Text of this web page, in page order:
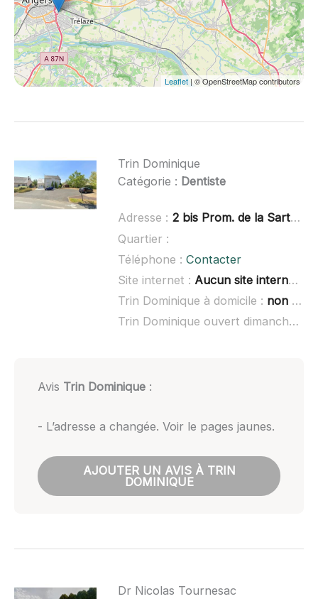
Leaflet | © OpenStreetMap contributors
Trin Dominique
Catégorie : Dentiste
Adresse : 2 bis Prom. de la Sarthe, 49000 Écouflant
Quartier :
Téléphone : Contacter
Site internet : Aucun site internet connu
Trin Dominique à domicile : non renseigné
Trin Dominique ouvert dimanche :
Avis Trin Dominique:
- L’adresse a changée. Voir le pages jaunes.
AJOUTER UN AVIS À TRIN
DOMINIQUE
Dr Nicolas Tournesac